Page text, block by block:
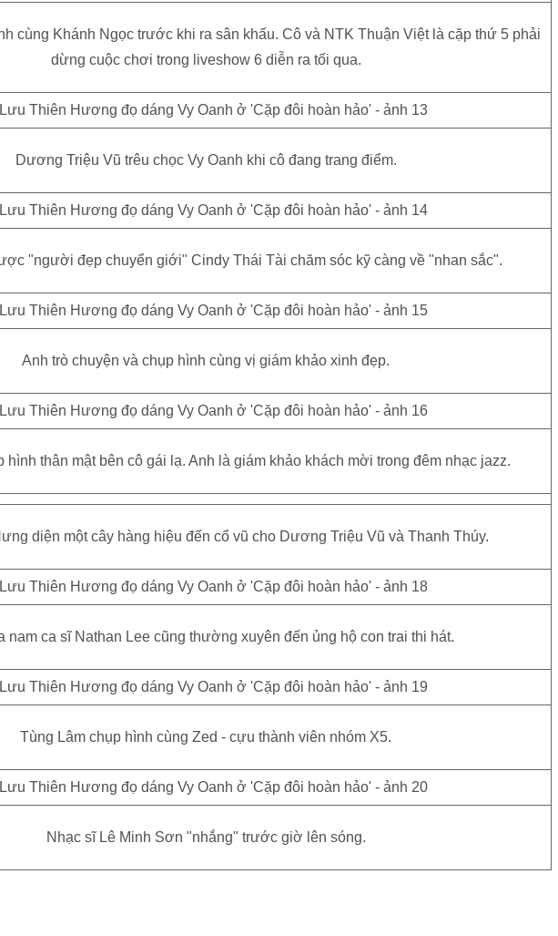
cùng Khánh Ngọc trước khi ra sân khấu. Cô và NTK Thuận Việt là cặp thứ 5 phải
dừng cuộc chơi trong liveshow 6 diễn ra tối qua.
Dương Triệu Vũ trêu chọc Vy Oanh khi cô đang trang điểm.
"người đẹp chuyển giới" Cindy Thái Tài chăm sóc kỹ càng về "nhan sắc".
Anh trò chuyện và chụp hình cùng vị giám khảo xinh đẹp.
hình thân mật bên cô gái lạ. Anh là giám khảo khách mời trong đêm nhạc jazz.
diện một cây hàng hiệu đến cổ vũ cho Dương Triệu Vũ và Thanh Thúy.
nam ca sĩ Nathan Lee cũng thường xuyên đến ủng hộ con trai thi hát.
Tùng Lâm chụp hình cùng Zed - cựu thành viên nhóm X5.
Nhạc sĩ Lê Minh Sơn "nhắng" trước giờ lên sóng.